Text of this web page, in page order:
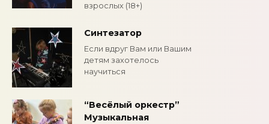
взрослых (18+)
Синтезатор
Если вдруг Вам или Вашим
детям захотелось
научиться
“Весёлый оркестр”
Музыкальная